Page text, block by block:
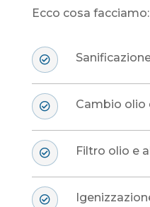
Ecco cosa facciamo:

 Cambio
 Filtro olio e
